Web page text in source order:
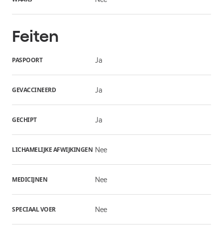
Feiten
PASPOORT Ja
GEVACCINEERD Ja
GECHIPT Ja
LICHAMELIJKE AFWIJKINGEN Nee
MEDICIJNEN Nee
SPECIAAL VOER Nee